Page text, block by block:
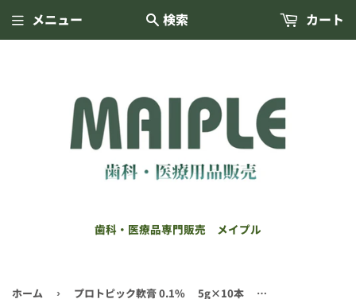
歯科・医療品専門販売 メイプル
メニュー 検索 カート
ホーム › プロトピック軟膏 0.1% 5g×10本 劇薬